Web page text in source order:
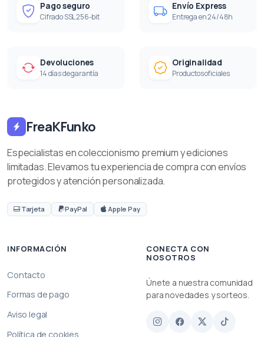
Pago seguro
Cifrado SSL 256-bit
Envío Express
Entrega en 24/48h
Devoluciones
14 días de garantía
Originalidad
Productos oficiales
FreaKFunko
Especialistas en coleccionismo premium y ediciones
limitadas. Elevamos tu experiencia de compra con envíos
protegidos y atención personalizada.
Tarjeta PayPal Apple Pay
INFORMACIÓN
Contacto
Formas de pago
Aviso legal
Política de cookies
CONECTA CON
NOSOTROS
Únete a nuestra comunidad
para novedades y sorteos.